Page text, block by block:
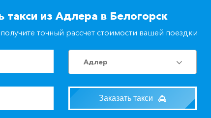
такси из Адлера в Белогорск
точный рассчет стоимости вашей поездки
Адлер
Заказать такси